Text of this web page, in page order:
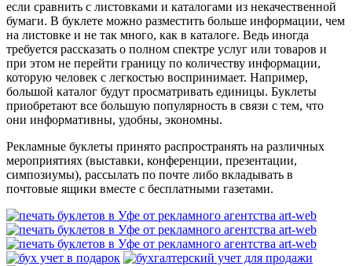
если сравнить с листовками и каталогами из некачественной
бумаги. В буклете можно разместить больше информации, чем
на листовке и не так много, как в каталоге. Ведь иногда
требуется рассказать о полном спектре услуг или товаров и
при этом не перейти границу по количеству информации,
которую человек с легкостью воспринимает. Например,
большой каталог будут просматривать единицы. Буклеты
приобретают все большую популярность в связи с тем, что
они информативны, удобны, экономны.
Рекламные буклеты принято распространять на различных
мероприятиях (выставки, конференции, презентации,
симпозиумы), рассылать по почте либо вкладывать в
почтовые ящики вместе с бесплатными газетами.